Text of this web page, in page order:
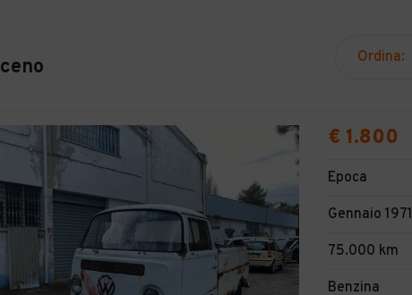
Ordina:
€ 1.800
Epoca
Gennaio 1971
75.000 km
Benzina